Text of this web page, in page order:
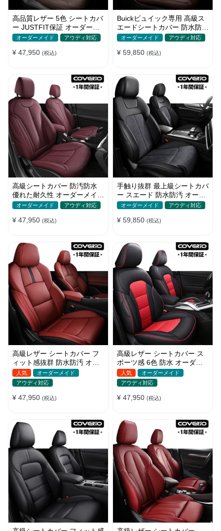
高品質レザー 5色 シートカバ
ー JUSTFIT保証 オーダーメ
イド 防汚防水 優れた耐久性
オーダーメイド アウディ対応
¥ 47,950 (税込)
Buickビュイック専用 高級ス
エードシートカバー 防水防汚
手触り抜群 4色 オーダーメイ
オーダーメイド アウディ対応
¥ 59,850 (税込)
高級シートカバー 防汚防水
優れた耐久性 オーダーメイド
オシャレ 軽/普自動車 SUV
オーダーメイド アウディ対応
¥ 47,950 (税込)
手触り抜群 最上級シートカバ
ー スエード 防水防汚 オーダ
ーメイド おしゃれ 全席セッ
オーダーメイド アウディ対応
¥ 59,850 (税込)
高級レザー シートカバー フ
ィット感抜群 防水防汚 オー
ダーメイド おしゃれ 全席セ
ット
人気
オーダーメイド
アウディ対応
¥ 47,950 (税込)
高級レザー シートカバー ス
ポーツ感 6色 防水 オーダー
メイド 耐久性 軽/普自動車
SUV
人気
オーダーメイド
アウディ対応
¥ 47,950 (税込)